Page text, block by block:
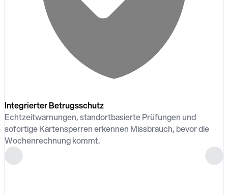
Integrierter Betrugsschutz
Echtzeitwarnungen, standortbasierte Prüfungen und
sofortige Kartensperren erkennen Missbrauch, bevor die
Wochenrechnung kommt.